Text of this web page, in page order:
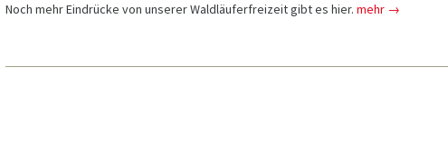
Noch mehr Eindrücke von unserer Waldläuferfreizeit gibt es hier. mehr →